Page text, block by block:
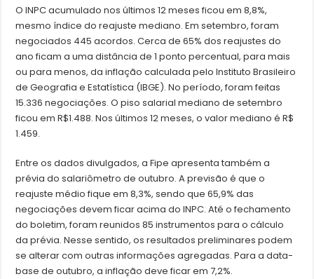
O INPC acumulado nos últimos 12 meses ficou em 8,8%,
mesmo índice do reajuste mediano. Em setembro, foram
negociados 445 acordos. Cerca de 65% dos reajustes do
ano ficam a uma distância de 1 ponto percentual, para mais
ou para menos, da inflação calculada pelo Instituto Brasileiro
de Geografia e Estatística (IBGE). No período, foram feitas
15.336 negociações. O piso salarial mediano de setembro
ficou em R$1.488. Nos últimos 12 meses, o valor mediano é R$
1.459.
Entre os dados divulgados, a Fipe apresenta também a
prévia do salariômetro de outubro. A previsão é que o
reajuste médio fique em 8,3%, sendo que 65,9% das
negociações devem ficar acima do INPC. Até o fechamento
do boletim, foram reunidos 85 instrumentos para o cálculo
da prévia. Nesse sentido, os resultados preliminares podem
se alterar com outras informações agregadas. Para a data-
base de outubro, a inflação deve ficar em 7,2%.